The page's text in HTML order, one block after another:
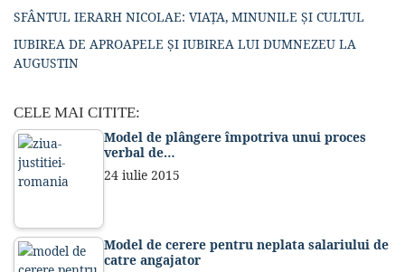
SFÂNTUL IERARH NICOLAE: VIAȚA, MINUNILE ȘI CULTUL
IUBIREA DE APROAPELE ȘI IUBIREA LUI DUMNEZEU LA
AUGUSTIN
CELE MAI CITITE:
Model de plângere împotriva unui proces
verbal de…
24 iulie 2015
Model de cerere pentru neplata salariului de
catre angajator